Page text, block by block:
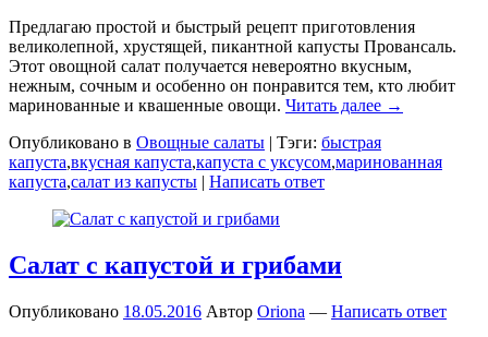
Предлагаю простой и быстрый рецепт приготовления
великолепной, хрустящей, пикантной капусты Провансаль.
Этот овощной салат получается невероятно вкусным,
нежным, сочным и особенно он понравится тем, кто любит
маринованные и квашенные овощи. Читать далее →
Опубликовано в Овощные салаты | Тэги: быстрая
капуста,вкусная капуста,капуста с уксусом,маринованная
капуста,салат из капусты | Написать ответ
Салат с капустой и грибами
Опубликовано 18.05.2016 Автор Oriona — Написать ответ